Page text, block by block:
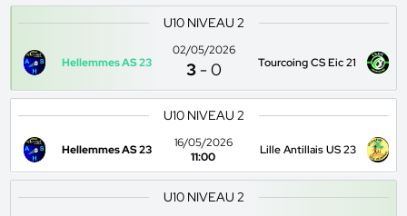
U10 NIVEAU 2
Hellemmes AS 23
02/05/2026
3 -0 Tourcoing CS Eic 21
U10 NIVEAU 2
Hellemmes AS 23
16/05/2026
11:00
Lille Antillais US 23
U10 NIVEAU 2